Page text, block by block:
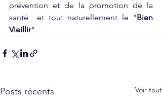
prévention et de la promotion de la
santé  et tout naturellement le "Bien
Vieillir".
Posts récents Voir tout